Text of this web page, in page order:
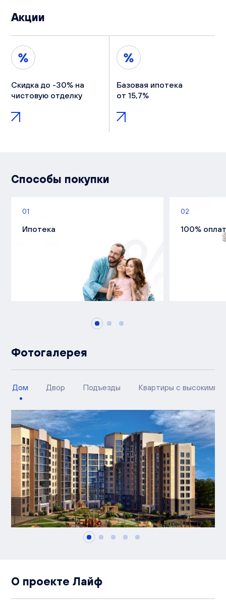
Акции
Скидка до -30% на
чистовую отделку
Базовая ипотека
от 15,7%
Способы покупки
01
Ипотека
02
100%
Фотогалерея
Дом Двор Подъезды Квартиры с высокими
О проекте Лайф